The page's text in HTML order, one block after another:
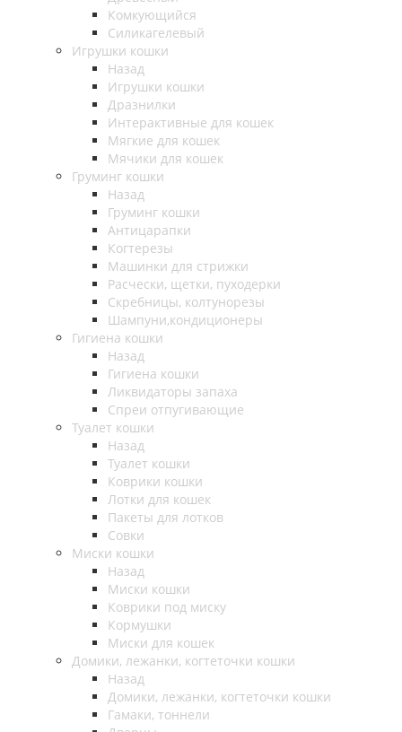
Комкующийся
Силикагелевый
Игрушки кошки
Назад
Игрушки кошки
Дразнилки
Интерактивные для кошек
Мягкие для кошек
Мячики для кошек
Груминг кошки
Назад
Груминг кошки
Антицарапки
Когтерезы
Машинки для стрижки
Расчески, щетки, пуходерки
Скребницы, колтунорезы
Шампуни,кондиционеры
Гигиена кошки
Назад
Гигиена кошки
Ликвидаторы запаха
Спреи отпугивающие
Туалет кошки
Назад
Туалет кошки
Коврики кошки
Лотки для кошек
Пакеты для лотков
Совки
Миски кошки
Назад
Миски кошки
Коврики под миску
Кормушки
Миски для кошек
Домики, лежанки, когтеточки кошки
Назад
Домики, лежанки, когтеточки кошки
Гамаки, тоннели